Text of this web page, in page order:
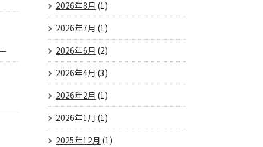
2026年8月 (1)
2026年7月 (1)
2026年6月 (2)
2026年4月 (3)
2026年2月 (1)
2026年1月 (1)
2025年12月 (1)